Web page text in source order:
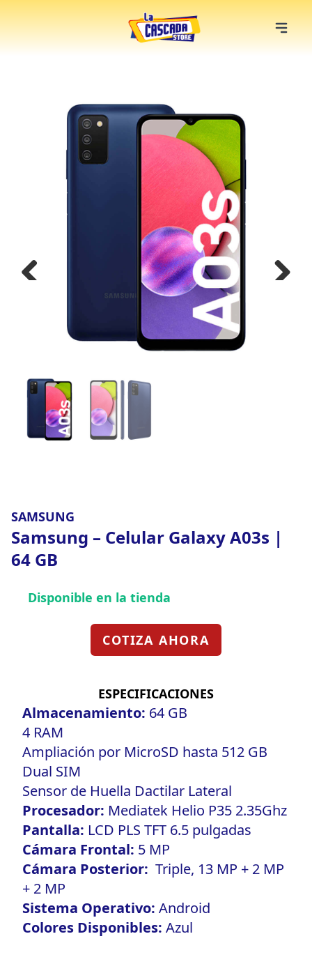
SAMSUNG
Samsung – Celular Galaxy A03s |
64 GB
Disponible en la tienda
COTIZA AHORA
ESPECIFICACIONES
Almacenamiento: 64 GB
4 RAM
Ampliación por MicroSD hasta 512 GB
Dual SIM
Sensor de Huella Dactilar Lateral
Procesador: Mediatek Helio P35 2.35Ghz
Pantalla: LCD PLS TFT 6.5 pulgadas
Cámara Frontal: 5 MP
Cámara Posterior: Triple, 13 MP + 2 MP
+ 2 MP
Sistema Operativo: Android
Colores Disponibles: Azul